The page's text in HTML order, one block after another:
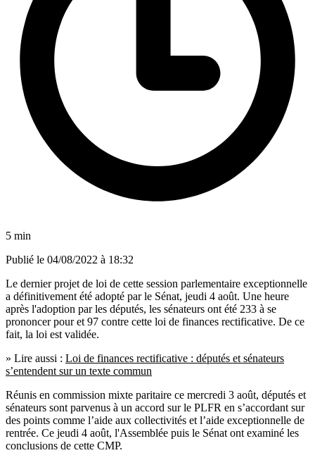
5 min
Publié le 04/08/2022 à 18:32
Le dernier projet de loi de cette session parlementaire exceptionnelle
a définitivement été adopté par le Sénat, jeudi 4 août. Une heure
après l'adoption par les députés, les sénateurs ont été 233 à se
prononcer pour et 97 contre cette loi de finances rectificative. De ce
fait, la loi est validée.
» Lire aussi : Loi de finances rectificative : députés et sénateurs
s’entendent sur un texte commun
Réunis en commission mixte paritaire ce mercredi 3 août, députés et
sénateurs sont parvenus à un accord sur le PLFR en s’accordant sur
des points comme l’aide aux collectivités et l’aide exceptionnelle de
rentrée. Ce jeudi 4 août, l'Assemblée puis le Sénat ont examiné les
conclusions de cette CMP.